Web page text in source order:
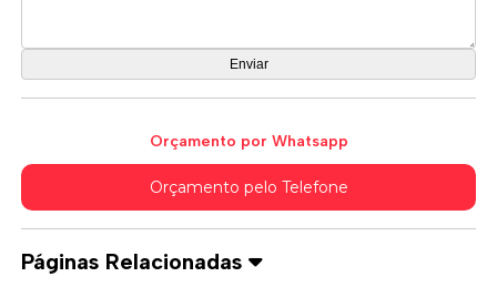
Orçamento por Whatsapp
Orçamento pelo Telefone
Páginas Relacionadas